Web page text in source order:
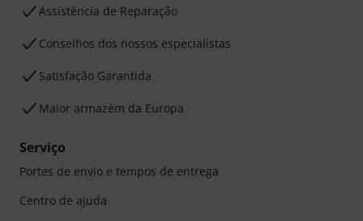
Assistência de Reparação
Conselhos dos nossos especialistas
Satisfação Garantida
Maior armazém da Europa
Serviço
Portes de envio e tempos de entrega
Centro de ajuda